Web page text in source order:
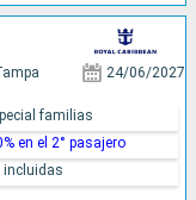
24/06/2027
familias
en el 2° pasajero
incluidas